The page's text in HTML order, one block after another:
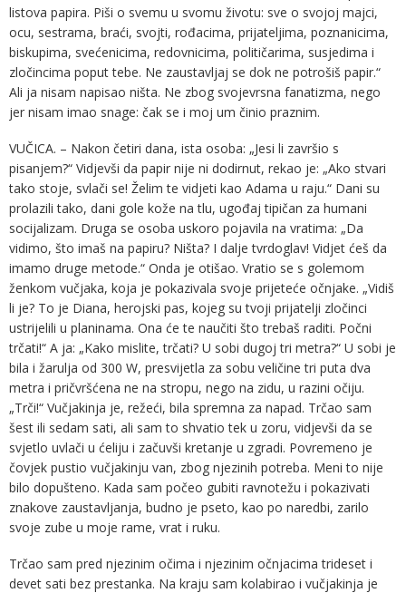
listova papira. Piši o svemu u svomu životu: sve o svojoj majci,
ocu, sestrama, braći, svojti, rođacima, prijateljima, poznanicima,
biskupima, svećenicima, redovnicima, političarima, susjedima i
zločincima poput tebe. Ne zaustavljaj se dok ne potrošiš papir.“
Ali ja nisam napisao ništa. Ne zbog svojevrsna fanatizma, nego
jer nisam imao snage: čak se i moj um činio praznim.
VUČICA. – Nakon četiri dana, ista osoba: „Jesi li završio s
pisanjem?“ Vidjevši da papir nije ni dodirnut, rekao je: „Ako stvari
tako stoje, svlači se! Želim te vidjeti kao Adama u raju.“ Dani su
prolazili tako, dani gole kože na tlu, ugođaj tipičan za humani
socijalizam. Druga se osoba uskoro pojavila na vratima: „Da
vidimo, što imaš na papiru? Ništa? I dalje tvrdoglav! Vidjet ćeš da
imamo druge metode.“ Onda je otišao. Vratio se s golemom
ženkom vučjaka, koja je pokazivala svoje prijeteće očnjake. „Vidiš
li je? To je Diana, herojski pas, kojeg su tvoji prijatelji zločinci
ustrijelili u planinama. Ona će te naučiti što trebaš raditi. Počni
trčati!“ A ja: „Kako mislite, trčati? U sobi dugoj tri metra?“ U sobi je
bila i žarulja od 300 W, presvijetla za sobu veličine tri puta dva
metra i pričvršćena ne na stropu, nego na zidu, u razini očiju.
„Trči!“ Vučjakinja je, režeći, bila spremna za napad. Trčao sam
šest ili sedam sati, ali sam to shvatio tek u zoru, vidjevši da se
svjetlo uvlači u ćeliju i začuvši kretanje u zgradi. Povremeno je
čovjek pustio vučjakinju van, zbog njezinih potreba. Meni to nije
bilo dopušteno. Kada sam počeo gubiti ravnotežu i pokazivati
znakove zaustavljanja, budno je pseto, kao po naredbi, zarilo
svoje zube u moje rame, vrat i ruku.
Trčao sam pred njezinim očima i njezinim očnjacima trideset i
devet sati bez prestanka. Na kraju sam kolabirao i vučjakinja je